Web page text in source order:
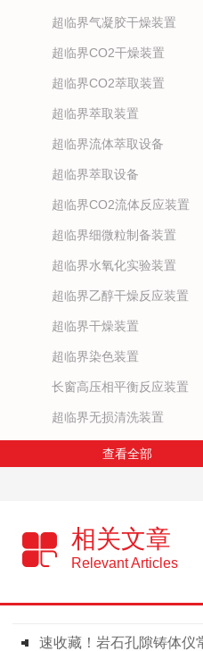
超临界气凝胶干燥装置
超临界CO2干燥装置
超临界CO2萃取装置
超临界萃取装置
超临界流体萃取设备
超临界萃取设备
超临界CO2流体反应装置
超临界细微粒制备装置
超临界水氧化实验装置
超临界乙醇干燥反应装置
超临界干燥装置
超临界染色装置
长窗高压相平衡反应装置
超临界无损清洗装置
查看全部
相关文章
Relevant Articles